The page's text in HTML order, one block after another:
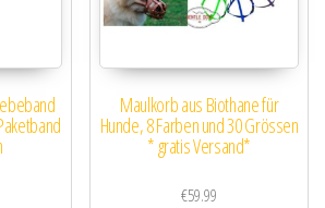
Maulkorb aus Biothane für
Hunde, 8 Farben und 30 Grössen
* gratis Versand*
€59.99